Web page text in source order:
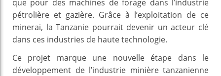
que pour des machines de forage dans l’industrie
pétrolière et gazière. Grâce à l’exploitation de ce
minerai, la Tanzanie pourrait devenir un acteur clé
dans ces industries de haute technologie.
Ce projet marque une nouvelle étape dans le
développement de l’industrie minière tanzanienne